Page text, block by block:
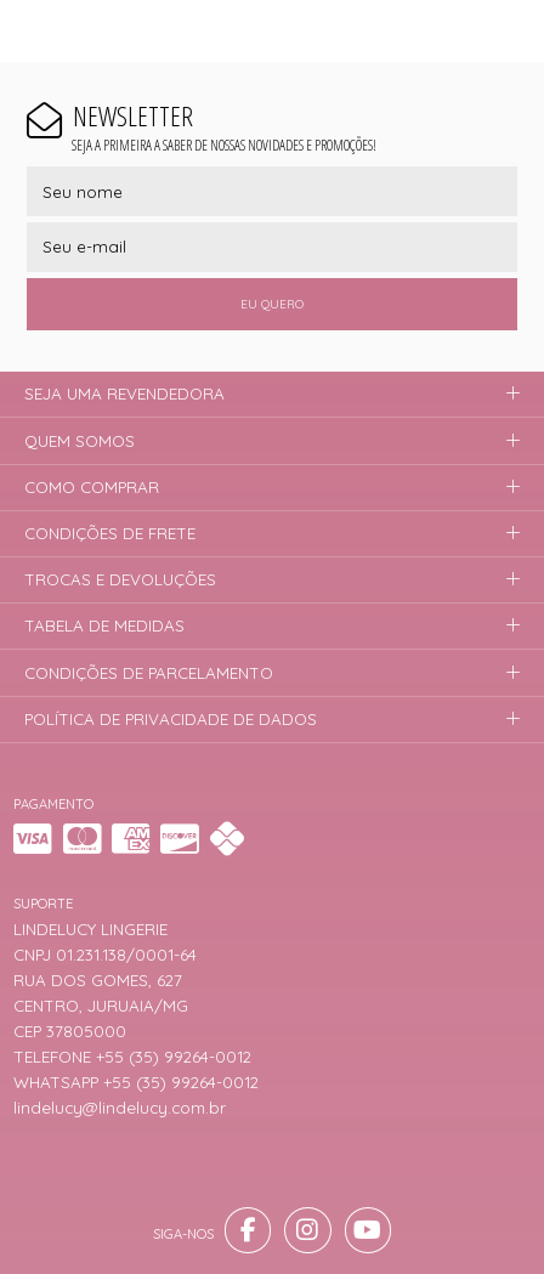
NEWSLETTER
SEJA A PRIMEIRA A SABER DE NOSSAS NOVIDADES E PROMOÇÕES!
EU QUERO
PAGAMENTO
SUPORTE
LINDELUCY LINGERIE
CNPJ 01.231.138/0001-64
RUA DOS GOMES, 627
CENTRO, JURUAIA/MG
CEP 37805000
TELEFONE +55 (35) 99264-0012
WHATSAPP +55 (35) 99264-0012
lindelucy@lindelucy.com.br
SEJA UMA REVENDEDORA
QUEM SOMOS
COMO COMPRAR
CONDIÇÕES DE FRETE
TROCAS E DEVOLUÇÕES
TABELA DE MEDIDAS
CONDIÇÕES DE PARCELAMENTO
POLÍTICA DE PRIVACIDADE DE DADOS